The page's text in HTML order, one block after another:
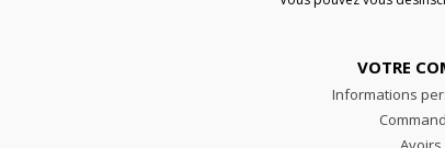
VOTRE
Informations